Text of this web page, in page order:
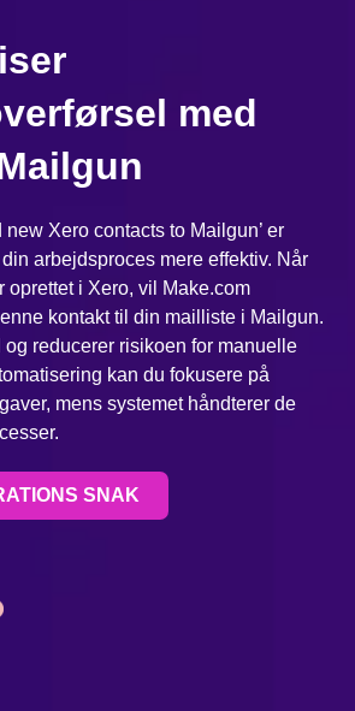
med
Xero contacts to Mailgun’ er
arbejdsproces mere effektiv. Når
oprettet i Xero, vil Make.com
kontakt til din mailliste i Mailgun.
og reducerer risikoen for manuelle
kan du fokusere på
mens systemet håndterer de
SNAK